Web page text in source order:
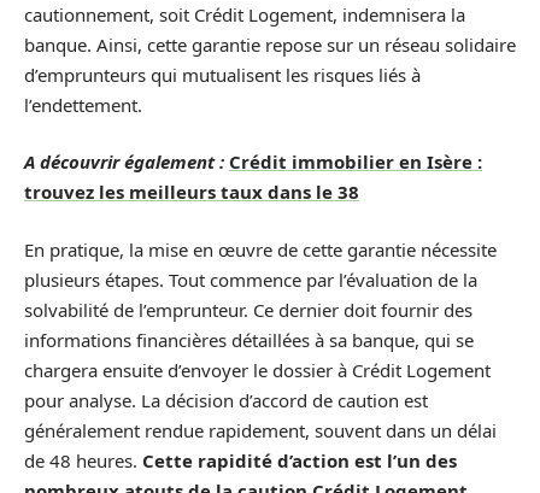
cautionnement, soit Crédit Logement, indemnisera la
banque. Ainsi, cette garantie repose sur un réseau solidaire
d’emprunteurs qui mutualisent les risques liés à
l’endettement.
A découvrir également : Crédit immobilier en Isère :
trouvez les meilleurs taux dans le 38
En pratique, la mise en œuvre de cette garantie nécessite
plusieurs étapes. Tout commence par l’évaluation de la
solvabilité de l’emprunteur. Ce dernier doit fournir des
informations financières détaillées à sa banque, qui se
chargera ensuite d’envoyer le dossier à Crédit Logement
pour analyse. La décision d’accord de caution est
généralement rendue rapidement, souvent dans un délai
de 48 heures. Cette rapidité d’action est l’un des